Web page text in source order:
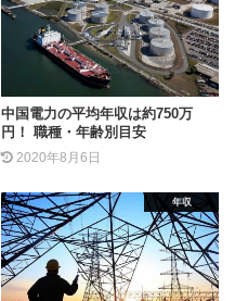
中国電力の平均年収は約750万
円！ 職種・年齢別目安
2020年8月6日
年収